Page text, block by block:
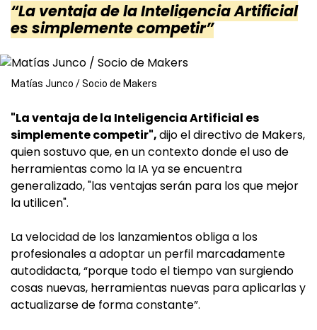
“La ventaja de la Inteligencia Artificial
es simplemente competir”
Matías Junco / Socio de Makers
"La ventaja de la Inteligencia Artificial es
simplemente competir",dijo el directivo de Makers,
quien sostuvo que, en un contexto donde el uso de
herramientas como la IA ya se encuentra
generalizado, "las ventajas serán para los que mejor
la utilicen".
La velocidad de los lanzamientos obliga a los
profesionales a adoptar un perfil marcadamente
autodidacta, “porque todo el tiempo van surgiendo
cosas nuevas, herramientas nuevas para aplicarlas y
actualizarse de forma constante”.